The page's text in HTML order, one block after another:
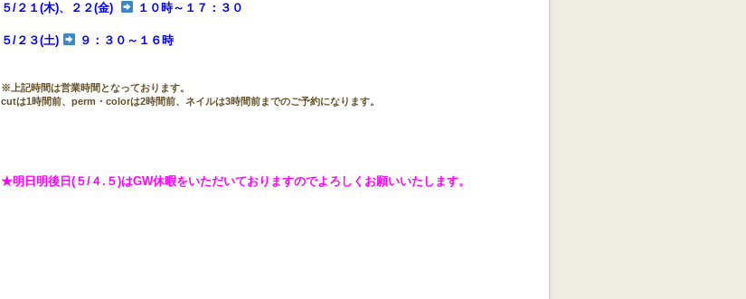
５/２１(木)、２２(金) １０時～１７：３０
５/２３(土) ９：３０～１６時
※上記時間は営業時間となっております。
cutは1時間前、perm・colorは2時間前、ネイルは3時間前までのご予約になります。
★明日明後日(５/４.５)はGW休暇をいただいておりますのでよろしくお願いいたします。